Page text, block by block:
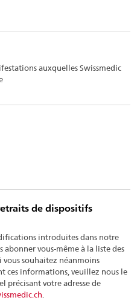
auxquelles Swissmedic
de dispositifs
introduites dans notre
abonner vous-même à la liste des
vous souhaitez néanmoins
ces informations, veuillez nous le
précisant votre adresse de